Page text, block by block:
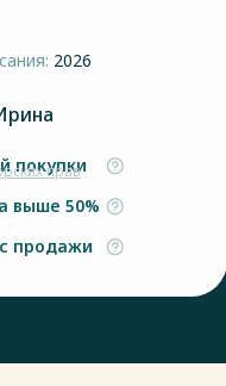
2026
прав
покупки
выше 50%
продажи